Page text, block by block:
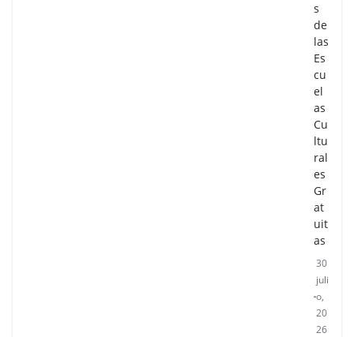
s
de
las
Es
cu
el
as
Cu
ltu
ral
es
Gr
at
uit
as
30
juli
o,
20
26